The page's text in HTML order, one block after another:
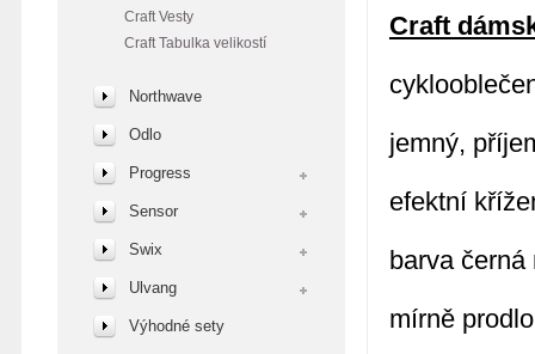
Craft Vesty
Craft Tabulka velikostí
Northwave
Odlo
Progress
Sensor
Swix
Ulvang
Výhodné sety
Craft
jemný,
efektní
barva
mírně